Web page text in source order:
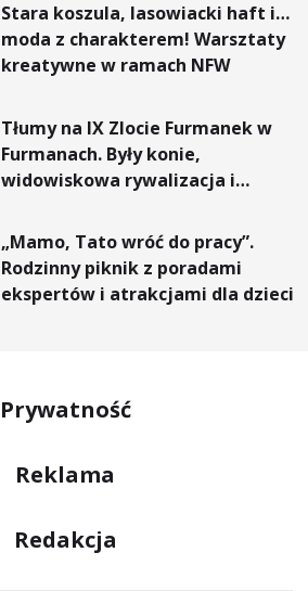
Stara koszula, lasowiacki haft i…
moda z charakterem! Warsztaty
kreatywne w ramach NFW
Tłumy na IX Zlocie Furmanek w
Furmanach. Były konie,
widowiskowa rywalizacja i
„Mamo, Tato wróć do pracy”.
Rodzinny piknik z poradami
ekspertów i atrakcjami dla dzieci
Prywatność
Reklama
Redakcja